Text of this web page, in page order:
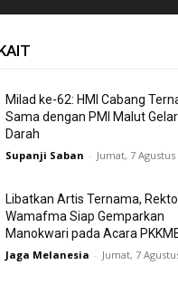
Milad ke-62: HMI Cabang
Sama dengan PMI Malut
Darah
Supanji Saban - Jumat, 7 Agustus
Libatkan Artis Ternama,
Wamafma Siap Gemparkan
Manokwari pada Acara
Jaga Melanesia - Jumat, 7